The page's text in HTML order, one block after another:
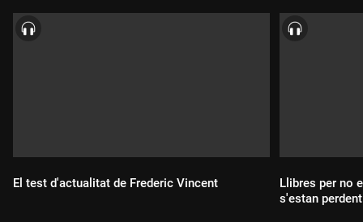
El test d'actualitat de Frederic Vincent
Llibres per no
s'estan perdent